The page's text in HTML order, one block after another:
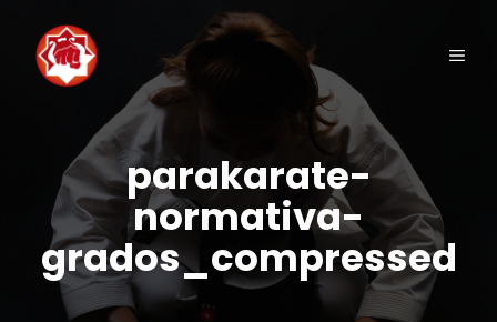
contenido
parakarate-
normativa-
grados_compressed